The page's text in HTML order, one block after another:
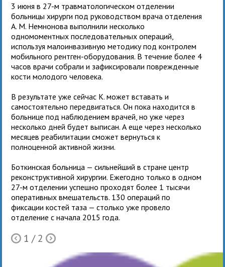
3 июня в 27-м травматологическом отделении
больницы хирурги под руководством врача отделения
А. М. Немнонова выполнили несколько
одномоментных последовательных операций,
используя малоинвазивную методику под контролем
мобильного рентген-оборудования. В течение более 4
часов врачи собрали и зафиксировали поврежденные
кости молодого человека.
В результате уже сейчас К. может вставать и
самостоятельно передвигаться. Он пока находится в
больнице под наблюдением врачей, но уже через
несколько дней будет выписан. А еще через несколько
месяцев реабилитации сможет вернуться к
полноценной активной жизни.
Боткинская больница — сильнейший в стране центр
реконструктивной хирургии. Ежегодно только в одном
27-м отделении успешно проходят более 1 тысячи
оперативных вмешательств. 130 операций по
фиксации костей таза — столько уже провело
отделение с начала 2015 года.
Ò 1 / 2Õ